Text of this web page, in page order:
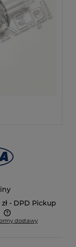
- DPD Pickup
płatności
dostawy